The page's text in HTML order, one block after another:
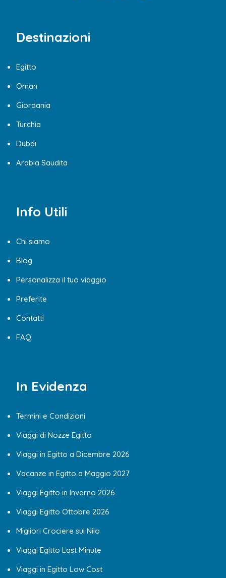
Destinazioni
Egitto
Oman
Giordania
Turchia
Dubai
Arabia Saudita
Info Utili
Chi siamo
Blog
Personalizza il tuo viaggio
Preferite
Contatti
FAQ
In Evidenza
Termini e Condizioni
Viaggi di Nozze Egitto
Viaggi in Egitto a Dicembre 2026
Vacanze in Egitto a Maggio 2027
Viaggi Egitto in Inverno 2026
Viaggi Egitto Ottobre 2026
Migliori Crociere sul Nilo
Viaggi Egitto Last Minute
Viaggi in Egitto Low Cost